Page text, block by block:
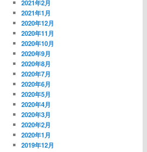
2021年2月
2021年1月
2020年12月
2020年11月
2020年10月
2020年9月
2020年8月
2020年7月
2020年6月
2020年5月
2020年4月
2020年3月
2020年2月
2020年1月
2019年12月